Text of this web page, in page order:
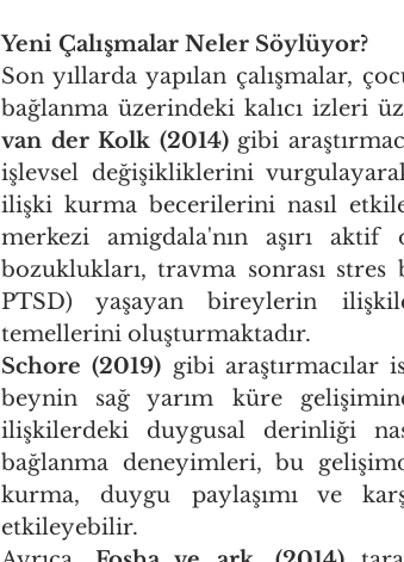
Yeni Çalışmalar Neler Söylüyor?
Son yıllarda yapılan çalışmalar,
van der Kolk (2014) gibi
işlevsel değişikliklerini
ilişki kurma becerilerini nasıl
merkezi amigdala'nın aşırı
bozuklukları, travma sonrası
PTSD) yaşayan bireylerin
temellerini oluşturmaktadır.
Schore (2019) gibi araştırmacılar
beynin sağ yarım küre
ilişkilerdeki duygusal derinliği
bağlanma deneyimleri, bu
kurma, duygu paylaşımı ve
etkileyebilir.